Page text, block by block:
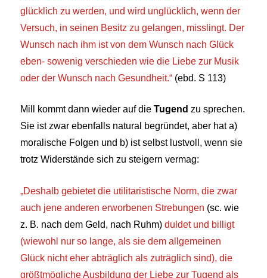
glücklich zu werden, und wird unglücklich, wenn der
Versuch, in seinen Besitz zu gelangen, misslingt. Der
Wunsch nach ihm ist von dem Wunsch nach Glück
eben- sowenig verschieden wie die Liebe zur Musik
oder der Wunsch nach Gesundheit.“ (ebd. S 113)
Mill kommt dann wieder auf dieTugend zu sprechen.
Sie ist zwar ebenfalls natural begründet, aber hat a)
moralische Folgen und b) ist selbst lustvoll, wenn sie
trotz Widerstände sich zu steigern vermag:
„Deshalb gebietet die utilitaristische Norm, die zwar
auch jene anderen erworbenen Strebungen (sc. wie
z. B. nach dem Geld, nach Ruhm) duldet und billigt
(wiewohl nur so lange, als sie dem allgemeinen
Glück nicht eher abträglich als zuträglich sind), die
größtmögliche Ausbildung der Liebe zur Tugend als